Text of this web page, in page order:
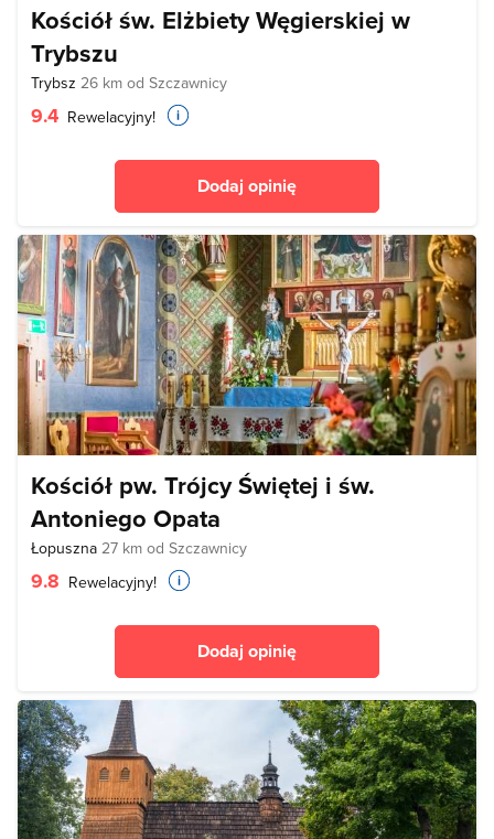
Kościół św. Elżbiety Węgierskiej w
Trybszu
Trybsz 26 km od Szczawnicy
9.4 Rewelacyjny!
Dodaj opinię
Kościół pw. Trójcy Świętej i św.
Antoniego Opata
Łopuszna 27 km od Szczawnicy
9.8 Rewelacyjny!
Dodaj opinię